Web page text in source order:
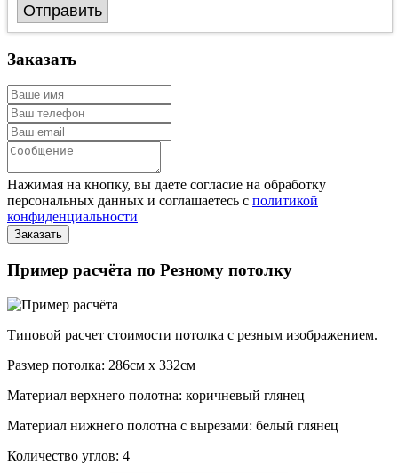
Отправить
Заказать
Нажимая на кнопку, вы даете согласие на обработку
персональных данных и соглашаетесь с политикой
конфиденциальности
Пример расчёта по Резному потолку
Типовой расчет стоимости потолка с резным изображением.
Размер потолка: 286см x 332см
Материал верхнего полотна: коричневый глянец
Материал нижнего полотна с вырезами: белый глянец
Количество углов: 4